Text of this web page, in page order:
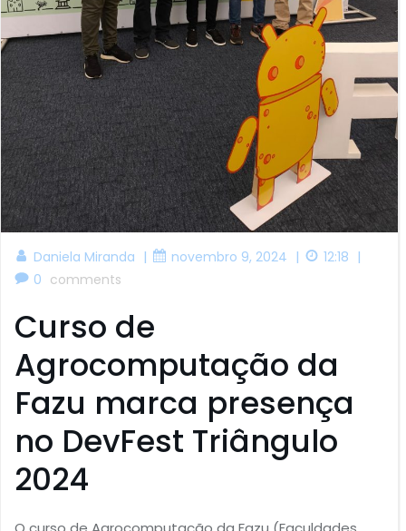
Daniela Miranda | novembro 9, 2024 | 12:18 |
0 comments
Curso de
Agrocomputação da
Fazu marca presença
no DevFest Triângulo
2024